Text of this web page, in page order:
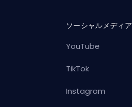
ソーシャルメディア
YouTube
TikTok
Instagram